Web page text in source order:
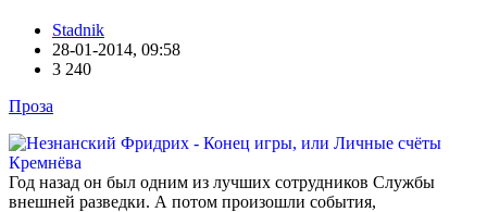
Stadnik
28-01-2014, 09:58
3 240
Проза
Год назад он был одним из лучших сотрудников Службы
внешней разведки. А потом произошли события,